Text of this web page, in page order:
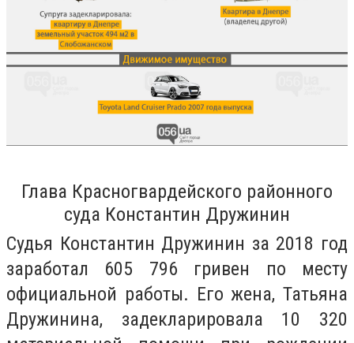
Глава Красногвардейского районного
суда Константин Дружинин
Судья Константин Дружинин за 2018 год
заработал 605 796 гривен по месту
официальной работы. Его жена, Татьяна
Дружинина, задекларировала 10 320